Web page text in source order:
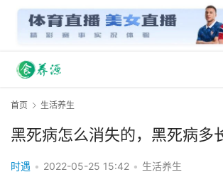
首页 生活养生
黑死病怎么消失的，黑死病多
时遇 • 2022-05-25 15:42 • 生活养生